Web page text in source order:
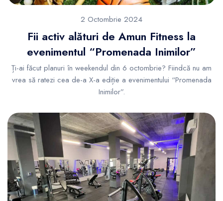
2 Octombrie 2024
Fii activ alături de Amun Fitness la
evenimentul “Promenada Inimilor”
Ți-ai făcut planuri în weekendul din 6 octombrie? Fiindcă nu am
vrea să ratezi cea de-a X-a ediție a evenimentului “Promenada
Inimilor”.